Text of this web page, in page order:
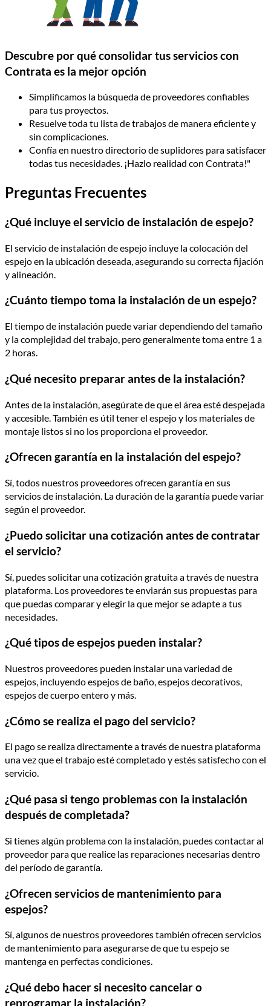
Descubre por qué consolidar tus servicios con
Contrata es la mejor opción
Simplificamos la búsqueda de proveedores confiables
para tus proyectos.
Resuelve toda tu lista de trabajos de manera eficiente y
sin complicaciones.
Confía en nuestro directorio de suplidores para satisfacer
todas tus necesidades. ¡Hazlo realidad con Contrata!"
Preguntas Frecuentes
¿Qué incluye el servicio de instalación de espejo?
El servicio de instalación de espejo incluye la colocación del
espejo en la ubicación deseada, asegurando su correcta fijación
y alineación.
¿Cuánto tiempo toma la instalación de un espejo?
El tiempo de instalación puede variar dependiendo del tamaño
y la complejidad del trabajo, pero generalmente toma entre 1 a
2 horas.
¿Qué necesito preparar antes de la instalación?
Antes de la instalación, asegúrate de que el área esté despejada
y accesible. También es útil tener el espejo y los materiales de
montaje listos si no los proporciona el proveedor.
¿Ofrecen garantía en la instalación del espejo?
Sí, todos nuestros proveedores ofrecen garantía en sus
servicios de instalación. La duración de la garantía puede variar
según el proveedor.
¿Puedo solicitar una cotización antes de contratar
el servicio?
Sí, puedes solicitar una cotización gratuita a través de nuestra
plataforma. Los proveedores te enviarán sus propuestas para
que puedas comparar y elegir la que mejor se adapte a tus
necesidades.
¿Qué tipos de espejos pueden instalar?
Nuestros proveedores pueden instalar una variedad de
espejos, incluyendo espejos de baño, espejos decorativos,
espejos de cuerpo entero y más.
¿Cómo se realiza el pago del servicio?
El pago se realiza directamente a través de nuestra plataforma
una vez que el trabajo esté completado y estés satisfecho con el
servicio.
¿Qué pasa si tengo problemas con la instalación
después de completada?
Si tienes algún problema con la instalación, puedes contactar al
proveedor para que realice las reparaciones necesarias dentro
del período de garantía.
¿Ofrecen servicios de mantenimiento para
espejos?
Sí, algunos de nuestros proveedores también ofrecen servicios
de mantenimiento para asegurarse de que tu espejo se
mantenga en perfectas condiciones.
¿Qué debo hacer si necesito cancelar o
reprogramar la instalación?